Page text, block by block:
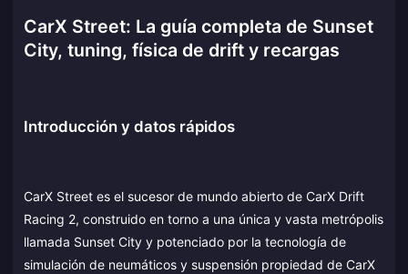
CarX Street: La guía completa de Sunset
City, tuning, física de drift y recargas
Introducción y datos rápidos
CarX Street es el sucesor de mundo abierto de CarX Drift
Racing 2, construido en torno a una única y vasta metrópolis
llamada Sunset City y potenciado por la tecnología de
simulación de neumáticos y suspensión propiedad de CarX